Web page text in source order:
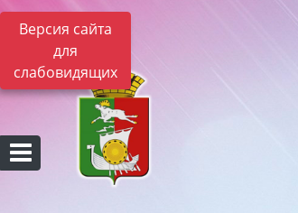
Версия сайта
для
слабовидящих